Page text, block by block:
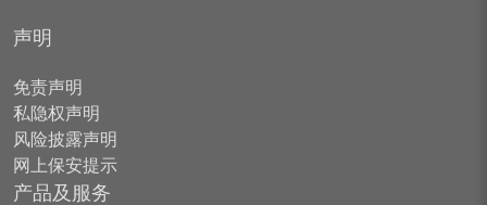
声明
免责声明
私隐权声明
风险披露声明
网上保安提示
产品及服务